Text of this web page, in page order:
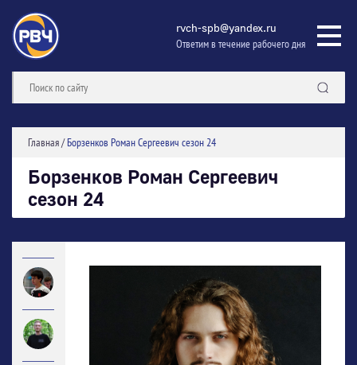
rvch-spb@yandex.ru
Ответим в течение рабочего дня
Главная/Борзенков Роман Сергеевич сезон 24
Борзенков Роман Сергеевич
сезон 24